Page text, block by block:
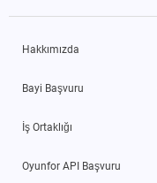
Hakkımızda
Bayi Başvuru
İş Ortaklığı
Oyunfor API Başvuru